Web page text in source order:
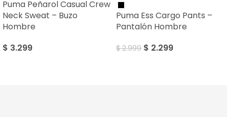
Puma Peñarol Casual Crew
Neck Sweat – Buzo
Hombre
$ 3.299
Puma Ess Cargo Pants –
Pantalón Hombre
$2.999 $ 2.299